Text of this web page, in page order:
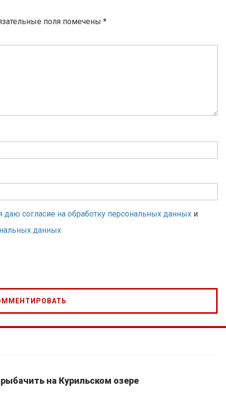
поля помечены *
даю согласие на обработку персональных данных и
данных
на Курильском озере